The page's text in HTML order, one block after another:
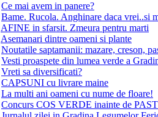
Ce mai avem in panere?
Bame. Rucola. Anghinare daca vrei..si
AFINE in sfarsit. Zmeura pentru marti
Asemanari dintre oameni si plante
Noutatile saptamanii: mazare, creson,
Vesti proaspete din lumea verde a
Vreti sa diversificati?
CAPSUNI cu livrare maine
La multi ani oameni cu nume de floare!
Concurs COS VERDE inainte de